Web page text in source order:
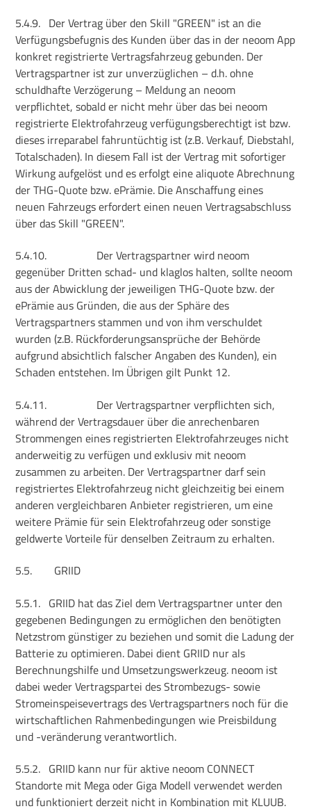
5.4.9. Der Vertrag über den Skill "GREEN" ist an die
Verfügungsbefugnis des Kunden über das in der neoom App
konkret registrierte Vertragsfahrzeug gebunden. Der
Vertragspartner ist zur unverzüglichen – d.h. ohne
schuldhafte Verzögerung – Meldung an neoom
verpflichtet, sobald er nicht mehr über das bei neoom
registrierte Elektrofahrzeug verfügungsberechtigt ist bzw.
dieses irreparabel fahruntüchtig ist (z.B. Verkauf, Diebstahl,
Totalschaden). In diesem Fall ist der Vertrag mit sofortiger
Wirkung aufgelöst und es erfolgt eine aliquote Abrechnung
der THG-Quote bzw. ePrämie. Die Anschaffung eines
neuen Fahrzeugs erfordert einen neuen Vertragsabschluss
über das Skill "GREEN".
5.4.10.
Der Vertragspartner wird neoom
gegenüber Dritten schad- und klaglos halten, sollte neoom
aus der Abwicklung der jeweiligen THG-Quote bzw. der
ePrämie aus Gründen, die aus der Sphäre des
Vertragspartners stammen und von ihm verschuldet
wurden (z.B. Rückforderungsansprüche der Behörde
aufgrund absichtlich falscher Angaben des Kunden), ein
Schaden entstehen. Im Übrigen gilt Punkt 12.
5.4.11.
Der Vertragspartner verpflichten sich,
während der Vertragsdauer über die anrechenbaren
Strommengen eines registrierten Elektrofahrzeuges nicht
anderweitig zu verfügen und exklusiv mit neoom
zusammen zu arbeiten. Der Vertragspartner darf sein
registriertes Elektrofahrzeug nicht gleichzeitig bei einem
anderen vergleichbaren Anbieter registrieren, um eine
weitere Prämie für sein Elektrofahrzeug oder sonstige
geldwerte Vorteile für denselben Zeitraum zu erhalten.
5.5.
GRIID
5.5.1. GRIID hat das Ziel dem Vertragspartner unter den
gegebenen Bedingungen zu ermöglichen den benötigten
Netzstrom günstiger zu beziehen und somit die Ladung der
Batterie zu optimieren. Dabei dient GRIID nur als
Berechnungshilfe und Umsetzungswerkzeug. neoom ist
dabei weder Vertragspartei des Strombezugs- sowie
Stromeinspeisevertrags des Vertragspartners noch für die
wirtschaftlichen Rahmenbedingungen wie Preisbildung
und -veränderung verantwortlich.
5.5.2. GRIID kann nur für aktive neoom CONNECT
Standorte mit Mega oder Giga Modell verwendet werden
und funktioniert derzeit nicht in Kombination mit KLUUB.